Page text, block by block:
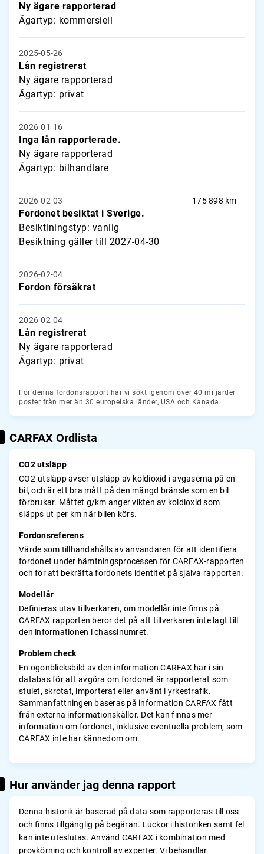
Ny ägare rapporterad
Ägartyp: kommersiell
2025-05-26
Lån registrerat
Ny ägare rapporterad
Ägartyp: privat
2026-01-16
Inga lån rapporterade.
Ny ägare rapporterad
Ägartyp: bilhandlare
2026-02-03
Fordonet besiktat i Sverige.
Besiktiningstyp: vanlig
Besiktning gäller till 2027-04-30
175 898 km
2026-02-04
Fordon försäkrat
2026-02-04
Lån registrerat
Ny ägare rapporterad
Ägartyp: privat
För denna fordonsrapport har vi sökt igenom över 40 miljarder
poster från mer än 30 europeiska länder, USA och Kanada.
CARFAX Ordlista
CO2 utsläpp
CO2-utsläpp avser utsläpp av koldioxid i avgaserna på en
bil, och är ett bra mått på den mängd bränsle som en bil
förbrukar. Måttet g/km anger vikten av koldioxid som
släpps ut per km när bilen körs.
Fordonsreferens
Värde som tillhandahålls av användaren för att identifiera
fordonet under hämtningsprocessen för CARFAX-rapporten
och för att bekräfta fordonets identitet på själva rapporten.
Modellår
Definieras utav tillverkaren, om modellår inte finns på
CARFAX rapporten beror det på att tillverkaren inte lagt till
den informationen i chassinumret.
Problem check
En ögonblicksbild av den information CARFAX har i sin
databas för att avgöra om fordonet är rapporterat som
stulet, skrotat, importerat eller använt i yrkestrafik.
Sammanfattningen baseras på information CARFAX fått
från externa informationskällor. Det kan finnas mer
information om fordonet, inklusive eventuella problem, som
CARFAX inte har kännedom om.
Hur använder jag denna rapport
Denna historik är baserad på data som rapporteras till oss
och finns tillgänglig på begäran. Luckor i historiken samt fel
kan inte uteslutas. Använd CARFAX i kombination med
provkörning och kontroll av experter. Vi behandlar